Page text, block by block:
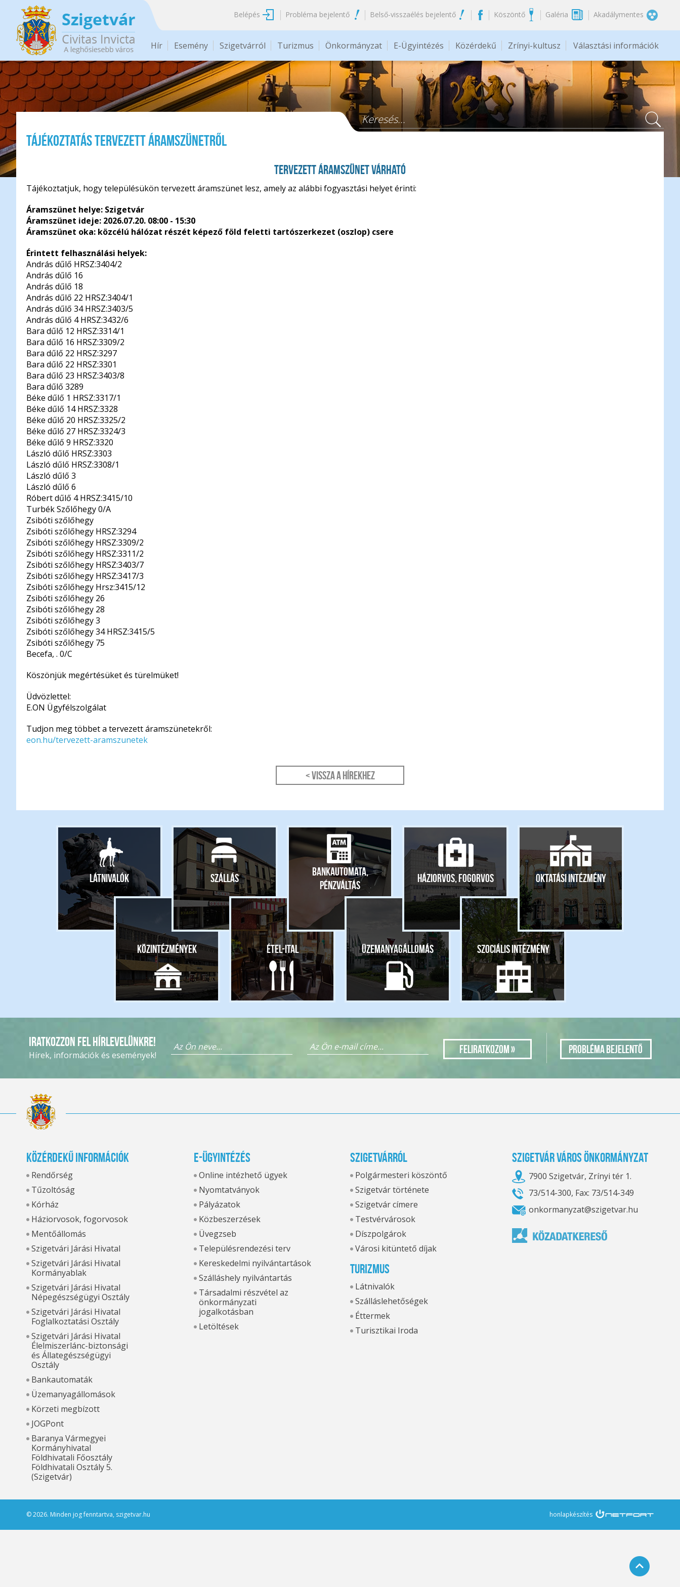
Ugrás a tartalomra
Belépés Probléma bejelentő Belső-visszaélés bejelentő Köszöntő Galéria Akadálymentes
Hír Esemény Szigetvárról Turizmus Önkormányzat E-Ügyintézés Közérdekű Zrínyi-kultusz Választási információk
Keresés űrlap
TÁJÉKOZTATÁS TERVEZETT ÁRAMSZÜNETRŐL
Tervezett áramszünet várható
Tájékoztatjuk, hogy településükön tervezett áramszünet lesz, amely az alábbi fogyasztási helyet érinti:
Áramszünet helye: Szigetvár
Áramszünet ideje: 2026.07.20. 08:00 - 15:30
Áramszünet oka: közcélú hálózat részét képező föld feletti tartószerkezet (oszlop) csere
Érintett felhasználási helyek:
András dűlő HRSZ:3404/2
András dűlő 16
András dűlő 18
András dűlő 22 HRSZ:3404/1
András dűlő 34 HRSZ:3403/5
András dűlő 4 HRSZ:3432/6
Bara dűlő 12 HRSZ:3314/1
Bara dűlő 16 HRSZ:3309/2
Bara dűlő 22 HRSZ:3297
Bara dűlő 22 HRSZ:3301
Bara dűlő 23 HRSZ:3403/8
Bara dűlő 3289
Béke dűlő 1 HRSZ:3317/1
Béke dűlő 14 HRSZ:3328
Béke dűlő 20 HRSZ:3325/2
Béke dűlő 27 HRSZ:3324/3
Béke dűlő 9 HRSZ:3320
László dűlő HRSZ:3303
László dűlő HRSZ:3308/1
László dűlő 3
László dűlő 6
Róbert dűlő 4 HRSZ:3415/10
Turbék Szőlőhegy 0/A
Zsibóti szőlőhegy
Zsibóti szőlőhegy HRSZ:3294
Zsibóti szőlőhegy HRSZ:3309/2
Zsibóti szőlőhegy HRSZ:3311/2
Zsibóti szőlőhegy HRSZ:3403/7
Zsibóti szőlőhegy HRSZ:3417/3
Zsibóti szőlőhegy Hrsz:3415/12
Zsibóti szőlőhegy 26
Zsibóti szőlőhegy 28
Zsibóti szőlőhegy 3
Zsibóti szőlőhegy 34 HRSZ:3415/5
Zsibóti szőlőhegy 75
Becefa, . 0/C
Köszönjük megértésüket és türelmüket!
Üdvözlettel:
E.ON Ügyfélszolgálat
Tudjon meg többet a tervezett áramszünetekről:
eon.hu/tervezett-aramszunetek
< Vissza a hírekhez
Látnivalók
Közintézmények
Szállás
Étel-ital
Bankautomata,
pénzváltás
Üzemanyagállomás
Háziorvos, fogorvos
Szociális intézmény
Oktatási intézmény
Iratkozzon fel hírlevelünkre!
Hírek, információk és események! Probléma bejelentő
Közérdekű információk
Rendőrség
Tűzoltóság
Kórház
Háziorvosok, fogorvosok
Mentőállomás
Szigetvári Járási Hivatal
Szigetvári Járási Hivatal
Kormányablak
Szigetvári Járási Hivatal
Népegészségügyi Osztály
Szigetvári Járási Hivatal
Foglalkoztatási Osztály
Szigetvári Járási Hivatal
Élelmiszerlánc-biztonsági
és Állategészségügyi
Osztály
Bankautomaták
Üzemanyagállomások
Körzeti megbízott
JOGPont
Baranya Vármegyei
Kormányhivatal
Földhivatali Főosztály
Földhivatali Osztály 5.
(Szigetvár)
E-ügyintézés
Online intézhető ügyek
Nyomtatványok
Pályázatok
Közbeszerzések
Üvegzseb
Településrendezési terv
Kereskedelmi nyilvántartások
Szálláshely nyilvántartás
Társadalmi részvétel az
önkormányzati
jogalkotásban
Letöltések
Szigetvárról
Polgármesteri köszöntő
Szigetvár története
Szigetvár címere
Testvérvárosok
Díszpolgárok
Városi kitüntető díjak
Turizmus
Látnivalók
Szálláslehetőségek
Éttermek
Turisztikai Iroda
Szigetvár Város Önkormányzat
7900 Szigetvár, Zrínyi tér 1.
73/514-300, Fax: 73/514-349
onkormanyzat@szigetvar.hu
© 2026. Minden jog fenntartva, szigetvar.hu honlapkészítés